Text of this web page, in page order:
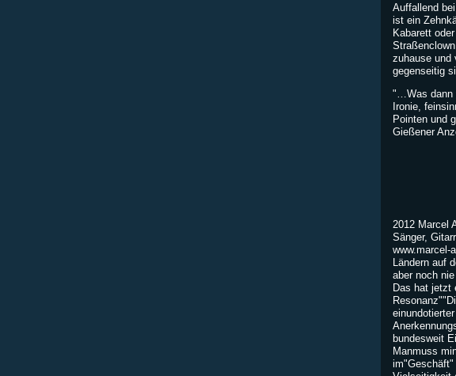
Auffallend
ist ein
Kabarett
zuhause und
gegenseitig
"…Was dann
Ironie,
Pointen und
Gießener
2012 Marcel
Sänger,
www.marcel-
Ländern auf
aber noch
Das hat jetzt
bundesweit
Manmuss
im"Geschäft"